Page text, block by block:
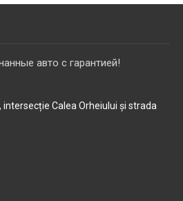
авто с гарантией!
intersecție Calea Orheiului și strada